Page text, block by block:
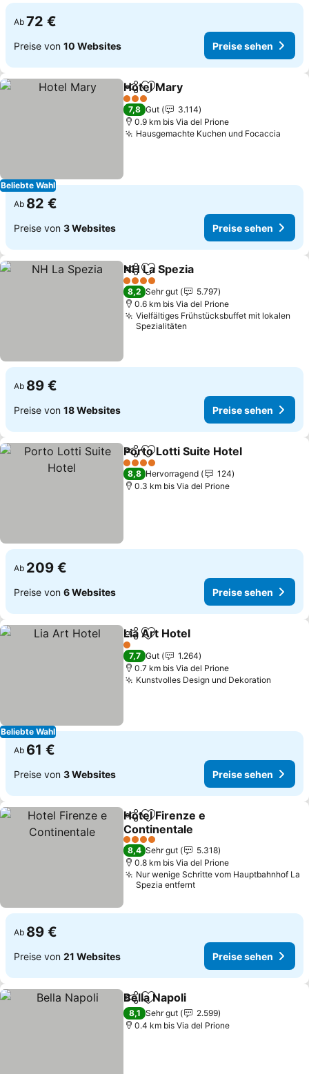
Ab 72 €
Preise von 10 Websites Preise sehen
Beliebte Wahl
TeilenZu Favoriten hinzufügen
Hotel Mary
3 Sterne
7,8 Gut
3.114
0.9 km bis Via del Prione
Hausgemachte Kuchen und Focaccia
Ab 82 €
Preise von 3 Websites Preise sehen
TeilenZu Favoriten hinzufügen
NH La Spezia
4 Sterne
8,2 Sehr gut
5.797
0.6 km bis Via del Prione
Vielfältiges Frühstücksbuffet mit lokalen
Spezialitäten
Ab 89 €
Preise von 18 Websites Preise sehen
TeilenZu Favoriten hinzufügen
Porto Lotti Suite Hotel
4 Sterne
8,8 Hervorragend
124
0.3 km bis Via del Prione
Ab 209 €
Preise von 6 Websites Preise sehen
Beliebte Wahl
TeilenZu Favoriten hinzufügen
Lia Art Hotel
1 Sterne
7,7 Gut
1.264
0.7 km bis Via del Prione
Kunstvolles Design und Dekoration
Ab 61 €
Preise von 3 Websites Preise sehen
TeilenZu Favoriten hinzufügen
Hotel Firenze e
Continentale
Preise sehen
4 Sterne
8,4 Sehr gut
5.318
0.8 km bis Via del Prione
Nur wenige Schritte vom Hauptbahnhof La
Spezia entfernt
Ab 89 €
Preise von 21 Websites Preise sehen
TeilenZu Favoriten hinzufügen
Bella Napoli
8,1 Sehr gut
2.599
0.4 km bis Via del Prione